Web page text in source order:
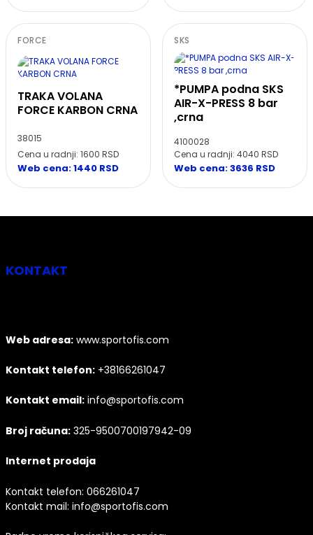
FORCE
TRAKA VOLANA
FORCE KARBON CRNA
38015
Cena u radnji: 1600 RSD
Web cena: 1440 RSD
SKS
*PUMPA podna SKS
AIR-X-PRESS 8 bar
,crna
4100028
Cena u radnji: 4040 RSD
Web cena: 3636 RSD
KONTAKT
Web adresa: www.sportofis.com
Kontakt telefon: +38166261047
Kontakt email: info@sportofis.com
Broj računa: 325-9500700197942-09
Internet prodaja
Kontakt telefon: 066261047
Kontakt mail: info@sportofis.com